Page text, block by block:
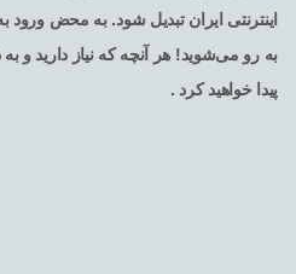
اینترنتی ایران تبدیل شود. به محض ورود
به رو می‌شوید! هر آنچه که نیاز دارید و
پیدا خواهید کرد .